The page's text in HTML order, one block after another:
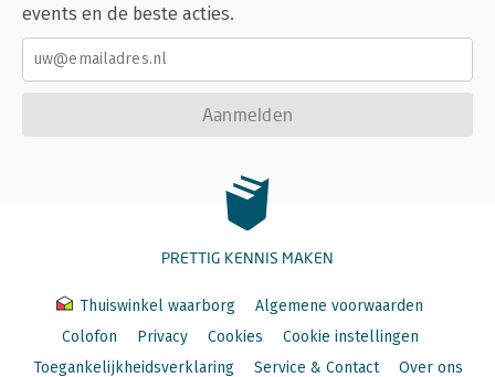
events en de beste acties.
Aanmelden
PRETTIG KENNIS MAKEN
Thuiswinkel waarborg
Algemene voorwaarden
Colofon
Privacy Cookies
Cookie instellingen
Toegankelijkheidsverklaring
Service & Contact Over ons